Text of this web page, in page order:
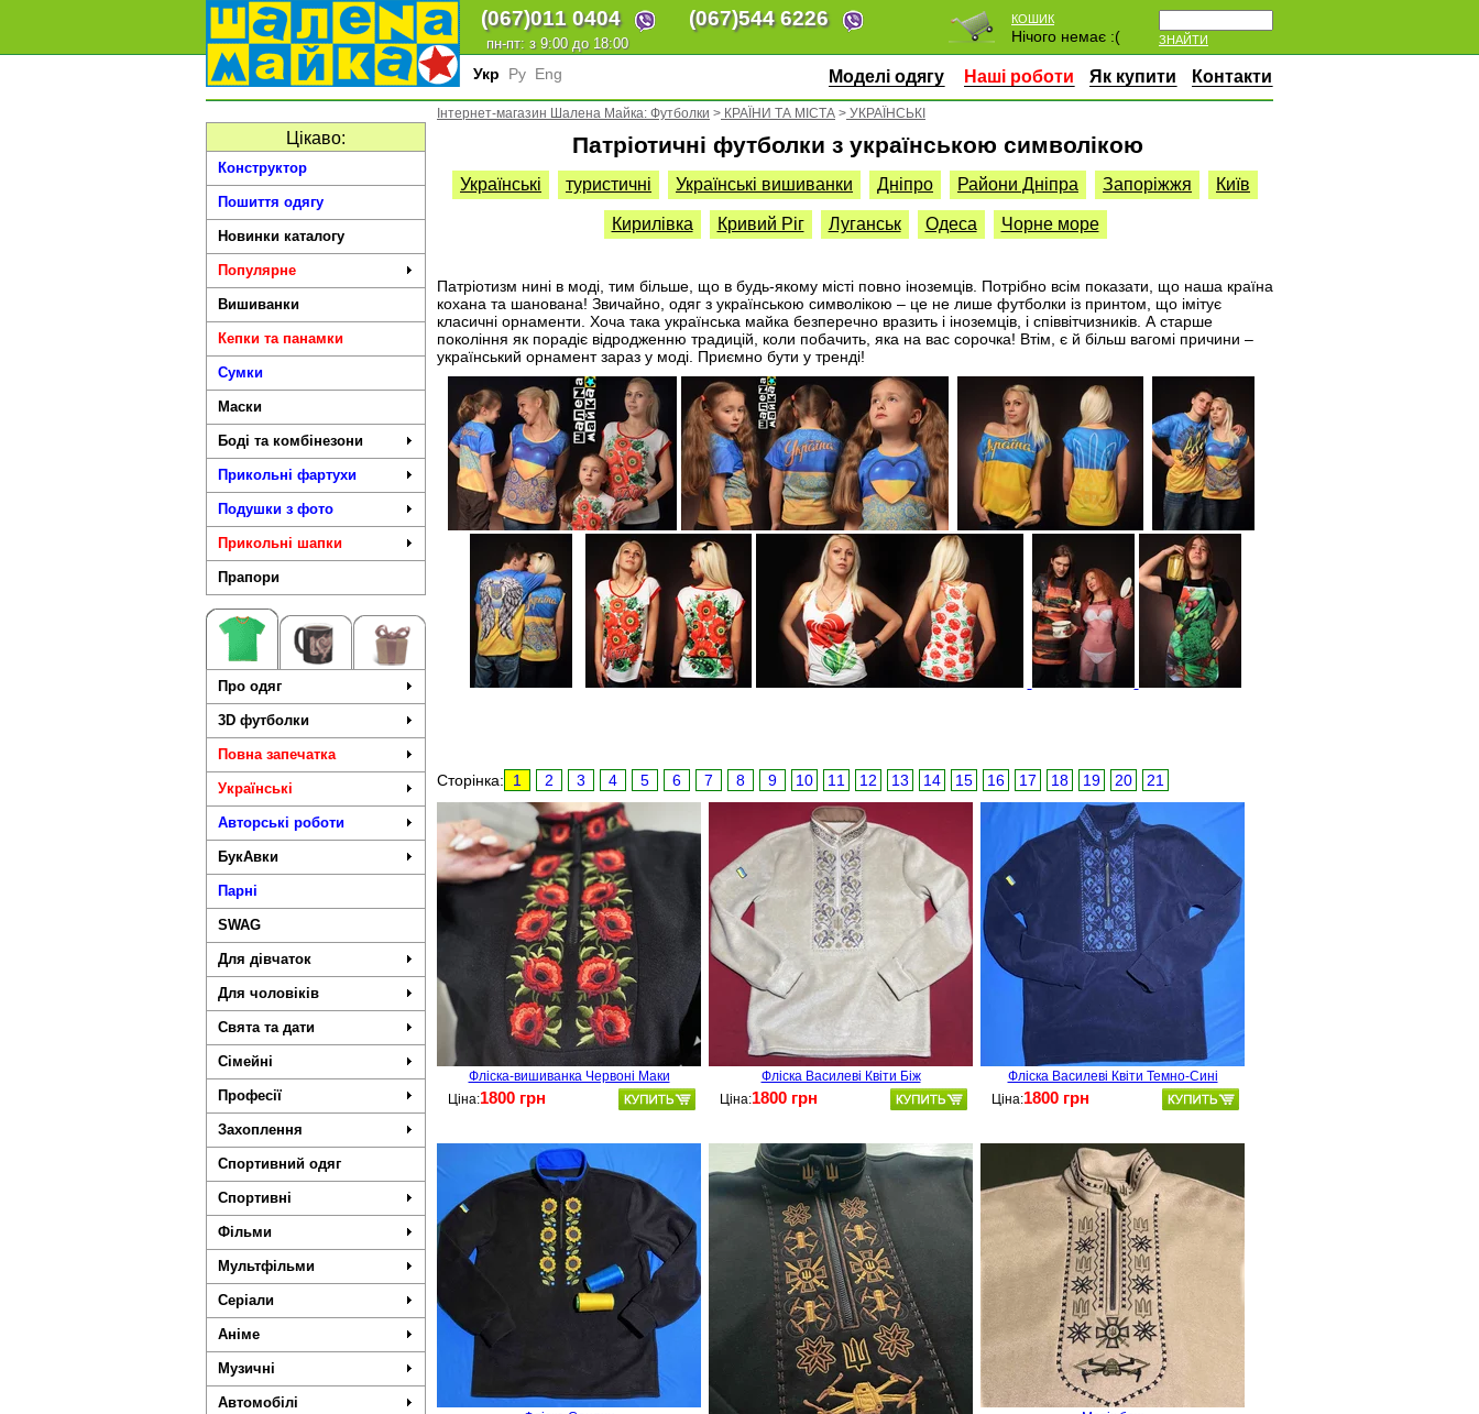
(067)011 0404 (067)544 6226
пн-пт: з 9:00 до 18:00 ЗНАЙТИ
КОШИК
Нічого немає :(
Укр Ру Eng Моделі одягу Наші роботи Як купити Контакти
Цікаво:
Конструктор
Пошиття одягу
Новинки каталогу
Популярне
Вишиванки
Кепки та панамки
Сумки
Маски
Боді та комбінезони
Прикольні фартухи
Подушки з фото
Прикольні шапки
Прапори
Про одяг
3D футболки
Повна запечатка
Українські
Авторські роботи
БукАвки
Парні
SWAG
Для дівчаток
Для чоловіків
Свята та дати
Сімейні
Професії
Захоплення
Спортивний одяг
Спортивні
Фільми
Мультфільми
Серіали
Аніме
Музичні
Автомобілі
Інтернет-магазин Шалена Майка: Футболки > КРАЇНИ ТА МІСТА > УКРАЇНСЬКІ
Патріотичні футболки з українською символікою
Українські туристичні Українські вишиванки Дніпро Райони Дніпра Запоріжжя Київ
Кирилівка Кривий Ріг Луганськ Одеса Чорне море
Патріотизм нині в моді, тим більше, що в будь-якому місті повно іноземців. Потрібно всім показати, що наша країна
кохана та шанована! Звичайно, одяг з українською символікою – це не лише футболки із принтом, що імітує
класичні орнаменти. Хоча така українська майка безперечно вразить і іноземців, і співвітчизників. А старше
покоління як порадіє відродженню традицій, коли побачить, яка на вас сорочка! Втім, є й більш вагомі причини –
український орнамент зараз у моді. Приємно бути у тренді!
Сторінка: 1 2 3 4 5 6 7 8 9 10 11 12 13 14 15 16 17 18 19 20 21
Фліска-вишиванка Червоні Маки
Ціна:1800 грн
Фліска Василеві Квіти Біж
Ціна:1800 грн
Фліска Василеві Квіти Темно-Сині
Ціна:1800 грн